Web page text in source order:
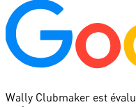
Wally Clubmaker est